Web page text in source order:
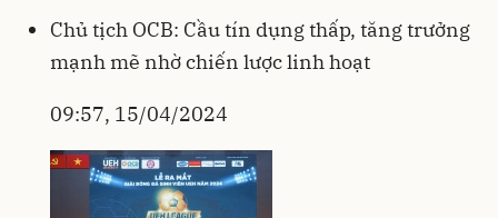
Chủ tịch OCB: Cầu tín dụng thấp, tăng trưởng
mạnh mẽ nhờ chiến lược linh hoạt
09:57, 15/04/2024